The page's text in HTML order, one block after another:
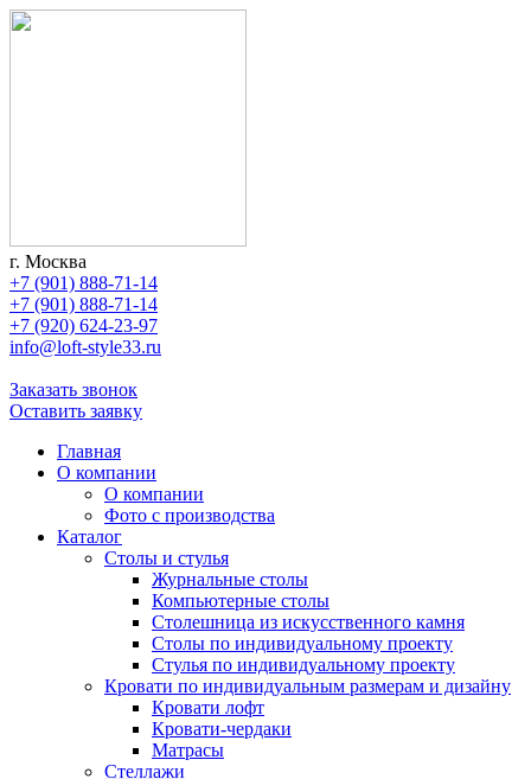
г. Москва
+7 (901) 888-71-14
+7 (901) 888-71-14
+7 (920) 624-23-97
info@loft-style33.ru
Заказать звонок
Оставить заявку
Главная
О компании
О компании
Фото с производства
Каталог
Cтолы и стулья
Журнальные столы
Компьютерные столы
Столешница из искусственного камня
Столы по индивидуальному проекту
Стулья по индивидуальному проекту
Кровати по индивидуальным размерам и дизайну
Кровати лофт
Кровати-чердаки
Матрасы
Стеллажи